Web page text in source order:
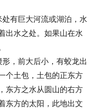
有巨大河流或湖泊，水
出水之处。如果山在水
，前大后小，有蛟龙出
个土包，土包的正东方
东方之水从圆山的右方
东方的太阳，此地出文